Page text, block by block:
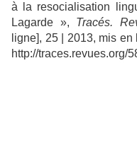
à la resocialisation
Lagarde », Tracés.
ligne], 25 | 2013, mis
http://traces.revues.org/